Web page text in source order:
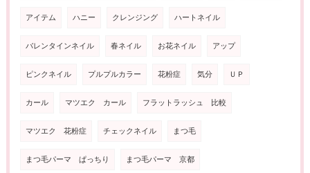
アイテム ハニー クレンジング ハートネイル
バレンタインネイル 春ネイル お花ネイル アップ
ピンクネイル プルプルカラー 花粉症 気分 ＵＰ
カール マツエク カール フラットラッシュ 比較
マツエク 花粉症 チェックネイル まつ毛
まつ毛パーマ ぱっちり まつ毛パーマ 京都